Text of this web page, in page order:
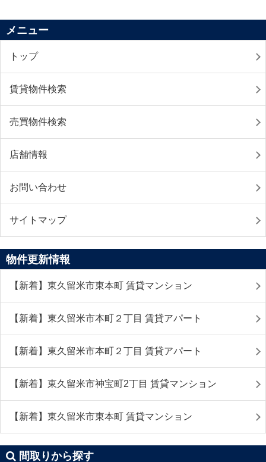
メニュー
トップ
賃貸物件検索
売買物件検索
店舗情報
お問い合わせ
サイトマップ
物件更新情報
【新着】東久留米市東本町 賃貸マンション
【新着】東久留米市本町２丁目 賃貸アパート
【新着】東久留米市本町２丁目 賃貸アパート
【新着】東久留米市神宝町2丁目 賃貸マンション
【新着】東久留米市東本町 賃貸マンション
間取りから探す